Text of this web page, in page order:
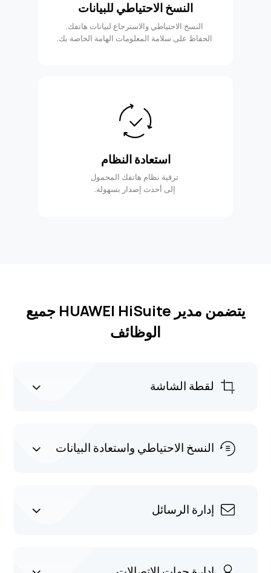
النسخ الاحتياطي للبيانات
النسخ الاحتياطي والاسترجاع لبيانات هاتفك.
الحفاظ على سلامة المعلومات الهامة الخاصة بك.
استعادة النظام
ترقية نظام هاتفك المحمول
إلى أحدث إصدار بسهولة.
يتضمن مدير HUAWEI HiSuite جميع
الوظائف
لقطة الشاشة
النسخ الاحتياطي واستعادة البيانات
إدارة الرسائل